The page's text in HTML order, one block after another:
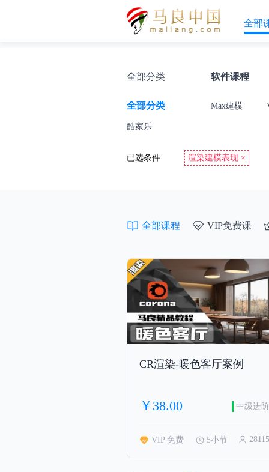
全部
全部分类 软件课程
全部分类 Max建模
酷家乐
已选条件 渲染建模表现 ×
全部课程 VIP免费课
CR渲染-暖色客厅案例
￥38.00 中级进阶
VIP 免费 5小节 28115